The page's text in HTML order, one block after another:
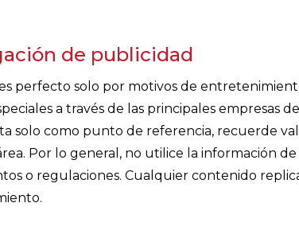
de publicidad
perfecto solo por motivos de
a través de las principales empresas
solo como punto de referencia, recuerde
Por lo general, no utilice la información
o regulaciones. Cualquier contenido